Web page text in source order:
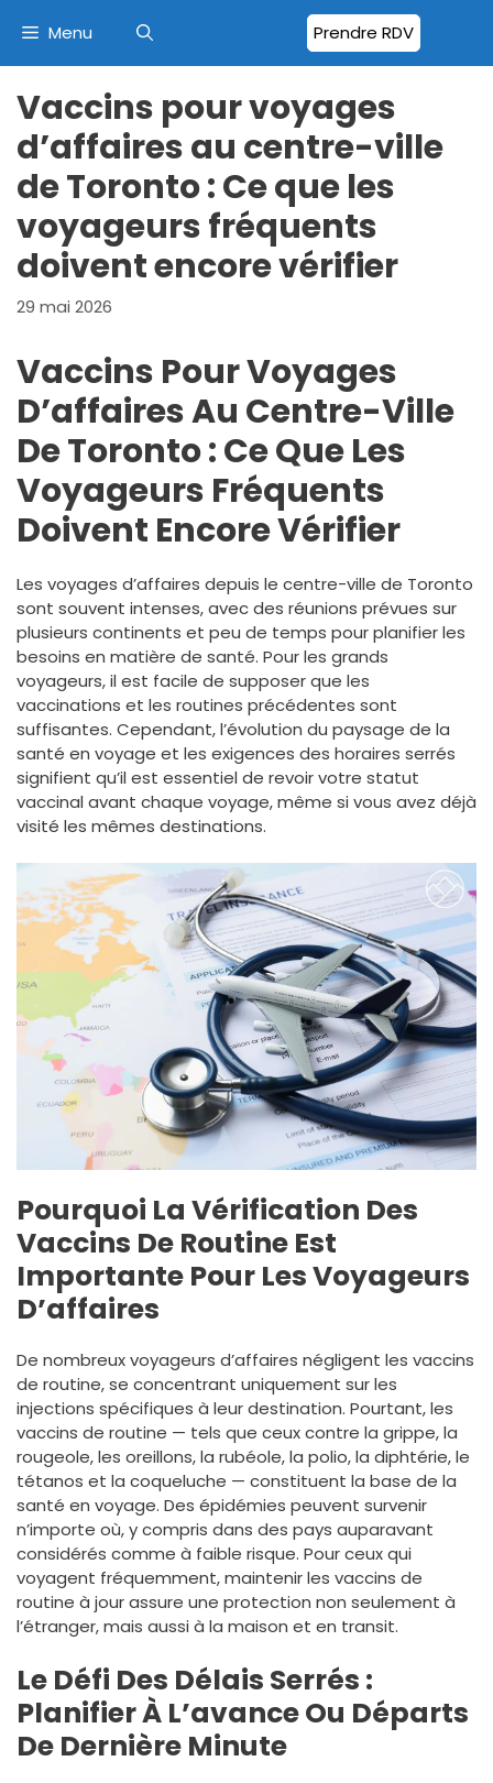
Prendre RDV
Menu
Vaccins pour voyages
d’affaires au centre-ville
de Toronto : Ce que les
voyageurs fréquents
doivent encore vérifier
29 mai 2026
Vaccins Pour Voyages
D’affaires Au Centre-Ville
De Toronto : Ce Que Les
Voyageurs Fréquents
Doivent Encore Vérifier
Les voyages d’affaires depuis le centre-ville de Toronto
sont souvent intenses, avec des réunions prévues sur
plusieurs continents et peu de temps pour planifier les
besoins en matière de santé. Pour les grands
voyageurs, il est facile de supposer que les
vaccinations et les routines précédentes sont
suffisantes. Cependant, l’évolution du paysage de la
santé en voyage et les exigences des horaires serrés
signifient qu’il est essentiel de revoir votre statut
vaccinal avant chaque voyage, même si vous avez déjà
visité les mêmes destinations.
Pourquoi La Vérification Des
Vaccins De Routine Est
Importante Pour Les Voyageurs
D’affaires
De nombreux voyageurs d’affaires négligent les vaccins
de routine, se concentrant uniquement sur les
injections spécifiques à leur destination. Pourtant, les
vaccins de routine — tels que ceux contre la grippe, la
rougeole, les oreillons, la rubéole, la polio, la diphtérie, le
tétanos et la coqueluche — constituent la base de la
santé en voyage. Des épidémies peuvent survenir
n’importe où, y compris dans des pays auparavant
considérés comme à faible risque. Pour ceux qui
voyagent fréquemment, maintenir les vaccins de
routine à jour assure une protection non seulement à
l’étranger, mais aussi à la maison et en transit.
Le Défi Des Délais Serrés :
Planifier À L’avance Ou Départs
De Dernière Minute